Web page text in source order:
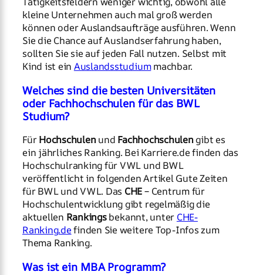
kleine Unternehmen auch mal groß werden
können oder Auslandsaufträge ausführen. Wenn
Sie die Chance auf Auslandserfahrung haben,
sollten Sie sie auf jeden Fall nutzen. Selbst mit
Kind ist ein Auslandsstudiummachbar.
Welches sind die besten Universitäten
oder Fachhochschulen für das BWL
Studium?
FürHochschulenund Fachhochschulengibt es
ein jährliches Ranking. Bei Karriere.de finden das
Hochschulranking für VWL und BWL
veröffentlicht in folgenden Artikel Gute Zeiten
für BWL und VWL. Das CHE– Centrum für
Hochschulentwicklung gibt regelmäßig die
aktuellen Rankingsbekannt, unter CHE-
Ranking.definden Sie weitere Top-Infos zum
Thema Ranking.
Was ist ein MBA Programm?